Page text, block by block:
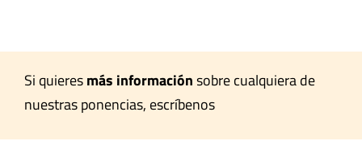
Si quieresmás informaciónsobre cualquiera de
nuestras ponencias, escríbenos